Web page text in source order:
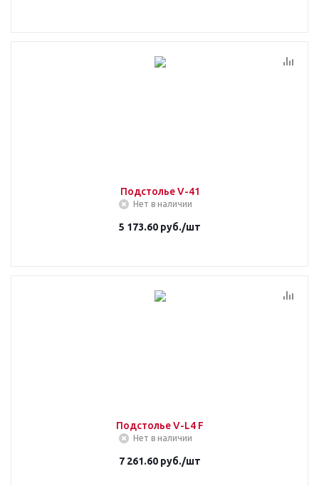
Подстолье V-41
Нет в наличии
5 173.60 руб./шт
Подстолье V-L4 F
Нет в наличии
7 261.60 руб./шт